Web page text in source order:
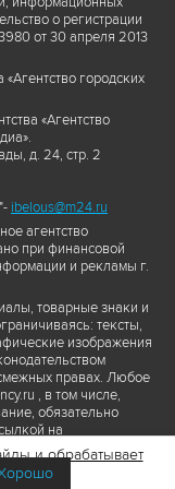
о регистрации
от 30 апреля 2013
городских
«Агентство
д. 24, стр. 2
ibelous@m24.ru
агентство
при финансовой
и рекламы г.
товарные знаки и
тексты,
изображения
правах. Любое
, в том числе,
обязательно
на
гиперссылкой на сайт
Переработка
и обрабатывает